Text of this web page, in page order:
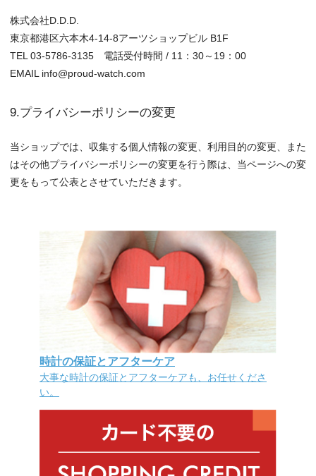
株式会社D.D.D.
東京都港区六本木4-14-8アーツショップビル B1F
TEL 03-5786-3135 電話受付時間 / 11：30～19：00
EMAIL info@proud-watch.com
9.プライバシーポリシーの変更
当ショップでは、収集する個人情報の変更、利用目的の変更、また
はその他プライバシーポリシーの変更を行う際は、当ページへの変
更をもって公表とさせていただきます。
時計の保証とアフターケア
大事な時計の保証とアフターケアも、お任せくださ
い。